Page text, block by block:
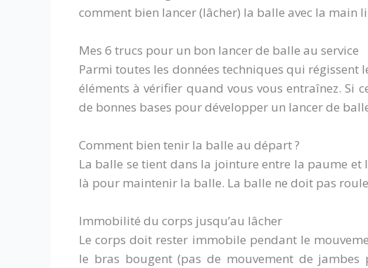
comment bien lancer (lâcher) la balle avec la main
Mes 6 trucs pour un bon lancer de balle au service
Parmi toutes les données techniques qui régissent
éléments à vérifier quand vous vous entraînez. Si
de bonnes bases pour développer un lancer de
Comment bien tenir la balle au départ ?
La balle se tient dans la jointure entre la paume
là pour maintenir la balle. La balle ne doit pas
Immobilité du corps jusqu’au lâcher
Le corps doit rester immobile pendant le
le bras bougent (pas de mouvement de